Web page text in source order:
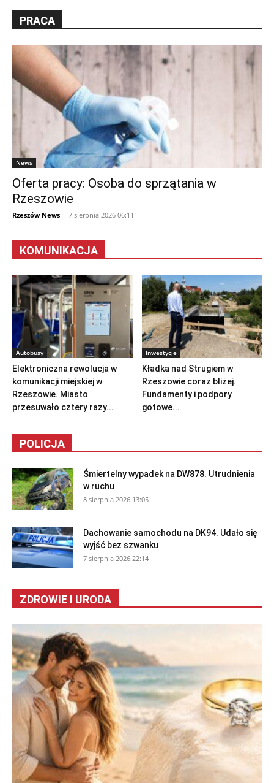
PRACA
News
Oferta pracy: Osoba do sprzątania w
Rzeszowie
Rzeszów News - 7 sierpnia 2026 06:11
KOMUNIKACJA
Autobusy
Elektroniczna rewolucja w
komunikacji miejskiej w
Rzeszowie. Miasto
przesuwało cztery razy...
Inwestycje
Kładka nad Strugiem w
Rzeszowie coraz bliżej.
Fundamenty i podpory
gotowe...
POLICJA
Śmiertelny wypadek na DW878. Utrudnienia
w ruchu
8 sierpnia 2026 13:05
Dachowanie samochodu na DK94. Udało się
wyjść bez szwanku
7 sierpnia 2026 22:14
ZDROWIE I URODA